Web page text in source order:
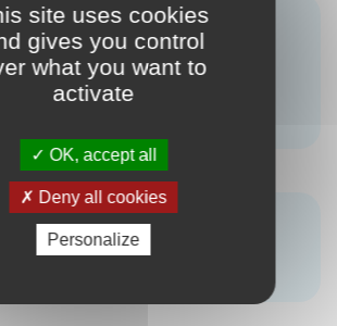
associé(s) :
distribution
Assistance continue
:
de terme renseigné.
site uses cookies
gives you control
what you want to
activate
OK, accept all
Deny all cookies
Personalize